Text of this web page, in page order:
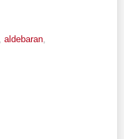
aldebaran